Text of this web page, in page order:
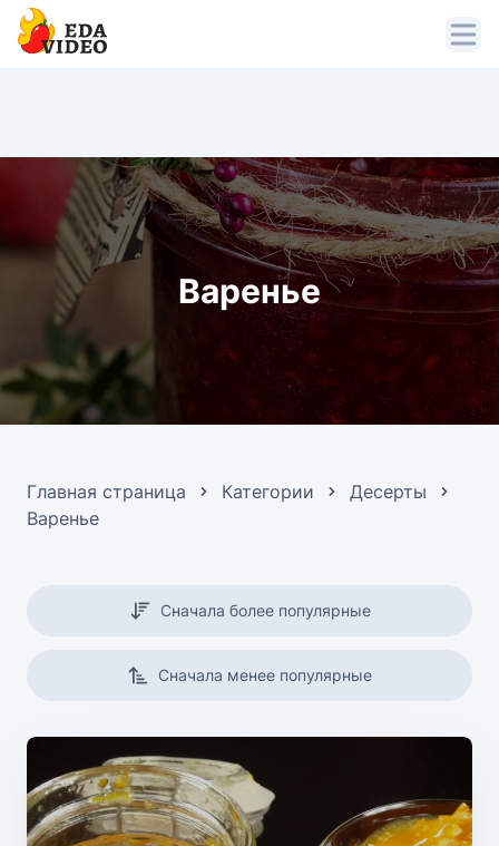
Варенье
Главная страница Категории
Десерты
Варенье
Сначала более популярные
Сначала менее популярные